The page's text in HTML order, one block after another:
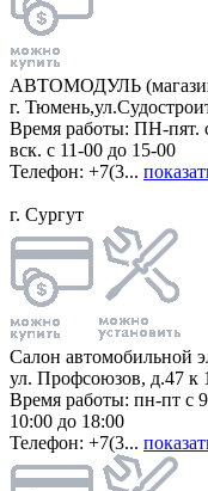
АВТОМОДУЛЬ
г.
Время работы: ПН-пят.
вск. с 11-00 до 15-00
Телефон: +7(3...
г. Сургут
Салон автомобильной
ул. Профсоюзов, д.47 к 1
Время работы: пн-пт с
10:00 до 18:00
Телефон: +7(3...